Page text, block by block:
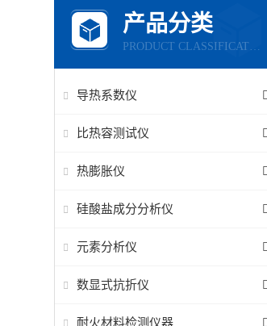
产品分类
PRODUCT CLASSIFICATION
导热系数仪
比热容测试仪
热膨胀仪
硅酸盐成分分析仪
元素分析仪
数显式抗折仪
耐火材料检测仪器